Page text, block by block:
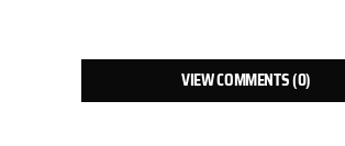
VIEW COMMENTS (0)